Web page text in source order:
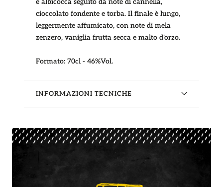
e albicocca seguito da note di cannella,
cioccolato fondente e torba. Il finale è lungo,
leggermente affumicato, con note di mela
zenzero, vaniglia frutta secca e malto d'orzo.
Formato: 70cl - 46%Vol.
INFORMAZIONI TECNICHE